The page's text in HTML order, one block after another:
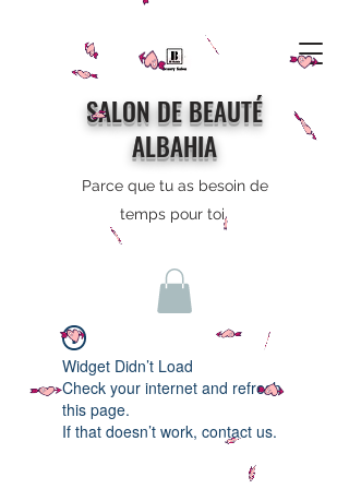
SALON DE BEAUTÉ
ALBAHIA
Parce que tu as besoin de
temps pour toi
Widget Didn’t Load
Check your internet and refresh
this page.
If that doesn’t work, contact us.